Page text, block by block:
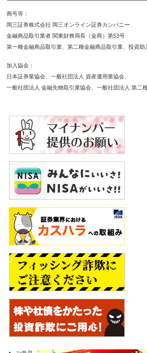
商号等
岡三証券株式会社 岡三オンライン証券カンパニー
金融商品取引業者 関東財務局長（金商）第53号
第一種金融商品取引業
第二種金融商品取引業 投資助
加入協会
日本証券業協会
一般社団法人 資産運用業協会
一般社団法人 金融先物取引業協会
一般社団法人 第二